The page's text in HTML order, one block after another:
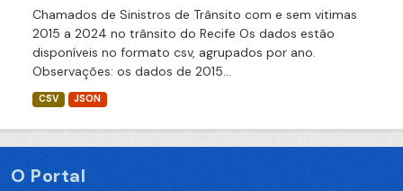
Chamados de Sinistros de Trânsito com e sem vitimas
2015 a 2024 no trânsito do Recife Os dados estão
disponíveis no formato csv, agrupados por ano.
Observações: os dados de 2015...
CSV JSON
O Portal